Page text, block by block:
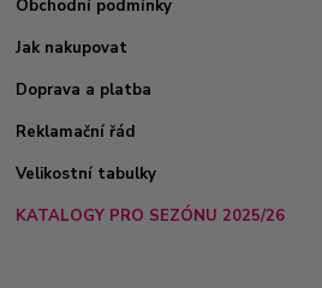
Obchodní podmínky
Jak nakupovat
Doprava a platba
Reklamační řád
Velikostní tabulky
KATALOGY PRO SEZÓNU 2025/26